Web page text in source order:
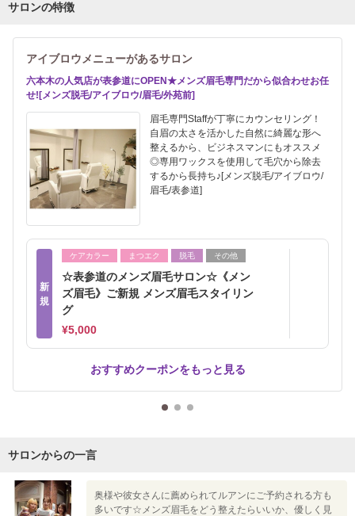
サロンの特徴
アイブロウメニューがあるサロン
六本木の人気店が表参道にOPEN★メンズ眉毛専門だから似合わせお任
せ![メンズ脱毛/アイブロウ/眉毛/外苑前]
眉毛専門Staffが丁寧にカウンセリング！
自眉の太さを活かした自然に綺麗な形へ
整えるから、ビジネスマンにもオススメ
◎専用ワックスを使用して毛穴から除去
するから長持ち♪[メンズ脱毛/アイブロウ/
眉毛/表参道]
新
規
ケアカラー まつエク 脱毛 その他
☆表参道のメンズ眉毛サロン☆《メン
ズ眉毛》ご新規 メンズ眉毛スタイリン
グ
¥5,000
おすすめクーポンをもっと見る
サロンからの一言
奥様や彼女さんに薦められてルアンにご予約される方も
多いです☆メンズ眉毛をどう整えたらいいか、優しく見